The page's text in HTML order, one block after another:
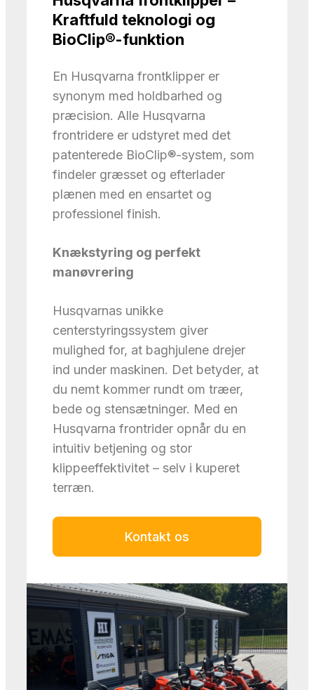
Kraftfuld teknologi og
BioClip®-funktion
En Husqvarna frontklipper er
synonym med holdbarhed og
præcision. Alle Husqvarna
frontridere er udstyret med det
patenterede BioClip®-system, som
findeler græsset og efterlader
plænen med en ensartet og
professionel finish.
Knækstyring og perfekt
manøvrering
Husqvarnas unikke
centerstyringssystem giver
mulighed for, at baghjulene drejer
ind under maskinen. Det betyder, at
du nemt kommer rundt om træer,
bede og stensætninger. Med en
Husqvarna frontrider opnår du en
intuitiv betjening og stor
klippeeffektivitet – selv i kuperet
terræn.
Kontakt os